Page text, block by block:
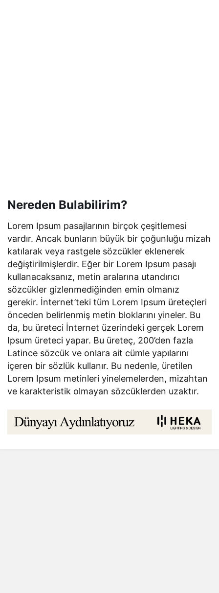
Nereden Bulabilirim?
Lorem Ipsum pasajlarının birçok çeşitlemesi
vardır. Ancak bunların büyük bir çoğunluğu mizah
katılarak veya rastgele sözcükler eklenerek
değiştirilmişlerdir. Eğer bir Lorem Ipsum pasajı
kullanacaksanız, metin aralarına utandırıcı
sözcükler gizlenmediğinden emin olmanız
gerekir. İnternet’teki tüm Lorem Ipsum üreteçleri
önceden belirlenmiş metin bloklarını yineler. Bu
da, bu üreteci İnternet üzerindeki gerçek Lorem
Ipsum üreteci yapar. Bu üreteç, 200’den fazla
Latince sözcük ve onlara ait cümle yapılarını
içeren bir sözlük kullanır. Bu nedenle, üretilen
Lorem Ipsum metinleri yinelemelerden, mizahtan
ve karakteristik olmayan sözcüklerden uzaktır.